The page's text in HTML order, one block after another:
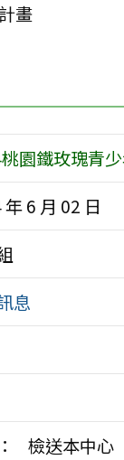
畫
園鐵玫瑰青
6 月 02 日
息
檢送本中心